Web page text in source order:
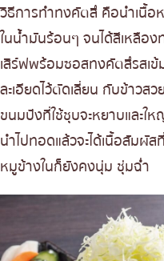
วิธีการทำทงคัตสึ คือนำเนื้อ
ในน้ำมันร้อนๆ จนได้สีเหลือ
เสิร์ฟพร้อมซอสทงคัตสึรสเ
ละเอียดไว้ตัดเลี่ยน กับข้าวส
ขนมปังที่ใช้ชุบจะหยาบและใ
นำไปทอดแล้วจะได้เนื้อสัมผั
หมูข้างในก็ยังคงนุ่ม ชุ่มฉ่ำ